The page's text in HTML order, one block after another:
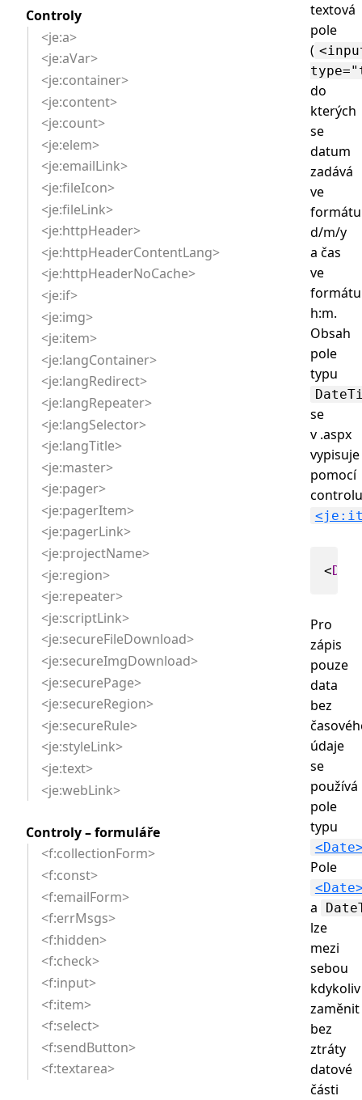
textová
pole
(
do
kterých
se
datum
zadává
ve
formátu
d/m/y
a čas
ve
formátu
h:m.
Obsah
pole
typu
se
v .aspx
vypisuje
pomocí
controlu
<
Pro
zápis
pouze
data
bez
údaje
se
používá
pole
typu
Pole
a
lze
mezi
sebou
kdykoliv
zaměnit
bez
ztráty
datové
části
Controly
<je:a>
<je:aVar>
<je:container>
<je:content>
<je:count>
<je:elem>
<je:emailLink>
<je:fileIcon>
<je:fileLink>
<je:httpHeader>
<je:httpHeaderContentLang>
<je:httpHeaderNoCache>
<je:if>
<je:img>
<je:item>
<je:langContainer>
<je:langRedirect>
<je:langRepeater>
<je:langSelector>
<je:langTitle>
<je:master>
<je:pager>
<je:pagerItem>
<je:pagerLink>
<je:projectName>
<je:region>
<je:repeater>
<je:scriptLink>
<je:secureFileDownload>
<je:secureImgDownload>
<je:securePage>
<je:secureRegion>
<je:secureRule>
<je:styleLink>
<je:text>
<je:webLink>
Controly – formuláře
<f:collectionForm>
<f:const>
<f:emailForm>
<f:errMsgs>
<f:hidden>
<f:check>
<f:input>
<f:item>
<f:select>
<f:sendButton>
<f:textarea>